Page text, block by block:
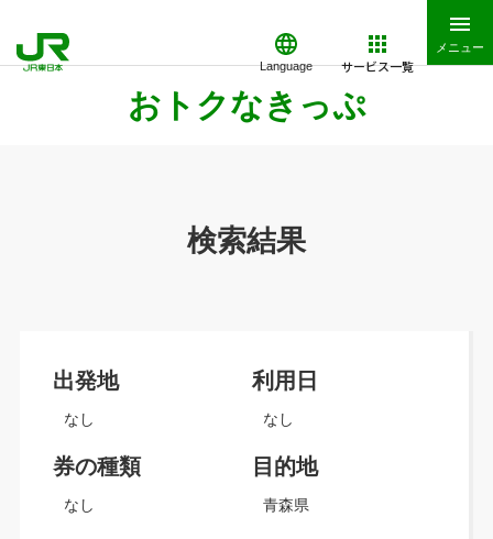
Language サービス一覧
メニュー
おトクなきっぷ
検索結果
出発地
なし
利用日
なし
券の種類
なし
目的地
青森県